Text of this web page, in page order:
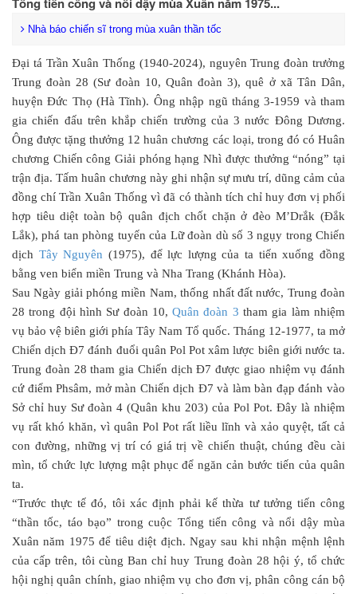
Nhà báo chiến sĩ trong mùa xuân thần tốc
Đại tá Trần Xuân Thống (1940-2024), nguyên Trung đoàn trưởng
Trung đoàn 28 (Sư đoàn 10, Quân đoàn 3), quê ở xã Tân Dân,
huyện Đức Thọ (Hà Tĩnh). Ông nhập ngũ tháng 3-1959 và tham
gia chiến đấu trên khắp chiến trường của 3 nước Đông Dương.
Ông được tặng thưởng 12 huân chương các loại, trong đó có Huân
chương Chiến công Giải phóng hạng Nhì được thưởng “nóng” tại
trận địa. Tấm huân chương này ghi nhận sự mưu trí, dũng cảm của
đồng chí Trần Xuân Thống vì đã có thành tích chỉ huy đơn vị phối
hợp tiêu diệt toàn bộ quân địch chốt chặn ở đèo M’Drắk (Đắk
Lắk), phá tan phòng tuyến của Lữ đoàn dù số 3 ngụy trong Chiến
dịch Tây Nguyên (1975), để lực lượng của ta tiến xuống đồng
bằng ven biển miền Trung và Nha Trang (Khánh Hòa).
Sau Ngày giải phóng miền Nam, thống nhất đất nước, Trung đoàn
28 trong đội hình Sư đoàn 10,Quân đoàn 3 tham gia làm nhiệm
vụ bảo vệ biên giới phía Tây Nam Tổ quốc. Tháng 12-1977, ta mở
Chiến dịch Đ7 đánh đuổi quân Pol Pot xâm lược biên giới nước ta.
Trung đoàn 28 tham gia Chiến dịch Đ7 được giao nhiệm vụ đánh
cứ điểm Phsâm, mở màn Chiến dịch Đ7 và làm bàn đạp đánh vào
Sở chỉ huy Sư đoàn 4 (Quân khu 203) của Pol Pot. Đây là nhiệm
vụ rất khó khăn, vì quân Pol Pot rất liều lĩnh và xảo quyệt, tất cả
con đường, những vị trí có giá trị về chiến thuật, chúng đều cài
mìn, tổ chức lực lượng mật phục để ngăn cản bước tiến của quân
ta.
“Trước thực tế đó, tôi xác định phải kế thừa tư tưởng tiến công
“thần tốc, táo bạo” trong cuộc Tổng tiến công và nổi dậy mùa
Xuân năm 1975 để tiêu diệt địch. Ngay sau khi nhận mệnh lệnh
của cấp trên, tôi cùng Ban chỉ huy Trung đoàn 28 hội ý, tổ chức
hội nghị quân chính, giao nhiệm vụ cho đơn vị, phân công cán bộ